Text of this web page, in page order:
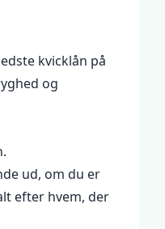
kvicklån på
og
ud, om du er
efter hvem, der